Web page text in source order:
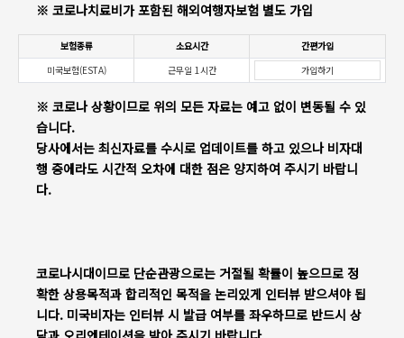
※ 코로나치료비가 포함된 해외여행자보험 별도 가입
보험종류 소요시간
간편가입
미국보험(ESTA)
근무일 1시간 가입하기
※ 코로나 상황이므로 위의 모든 자료는 예고 없이 변동될 수 있
습니다.
당사에서는 최신자료를 수시로 업데이트를 하고 있으나 비자대
행 중에라도 시간적 오차에 대한 점은 양지하여 주시기 바랍니
다.
코로나시대이므로 단순관광으로는 거절될 확률이 높으므로 정
확한 상용목적과 합리적인 목적을 논리있게 인터뷰 받으셔야 됩
니다. 미국비자는 인터뷰 시 발급 여부를 좌우하므로 반드시 상